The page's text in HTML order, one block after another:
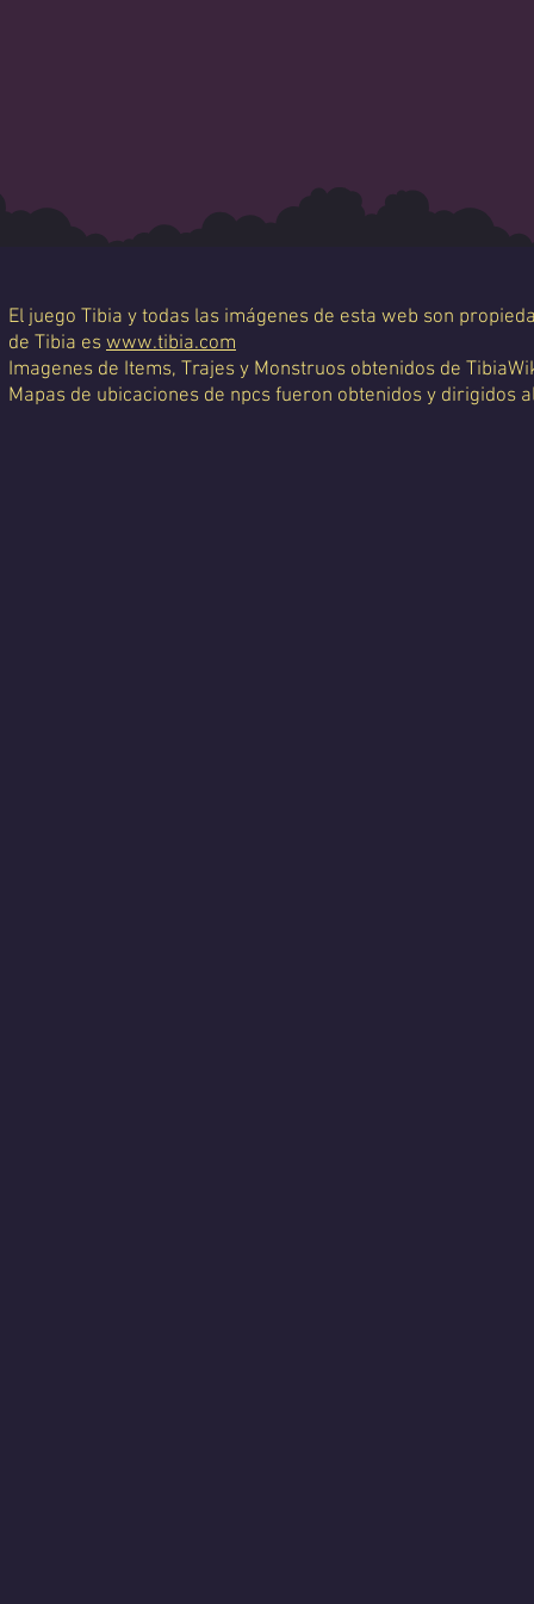
El juego Tibia y todas las imágenes de esta web son
de Tibia es www.tibia.com
Imagenes de Items, Trajes y Monstruos obtenidos de
Mapas de ubicaciones de npcs fueron obtenidos y dirigidos